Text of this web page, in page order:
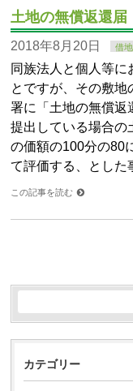
土地の無償返還届
2018年8月20日 借
同族法人と個人等に
とですが、その敷地
署に「土地の無償返
提出している場合の
の価額の100分の80
て評価する、とし
この記事を読む
カテゴリー